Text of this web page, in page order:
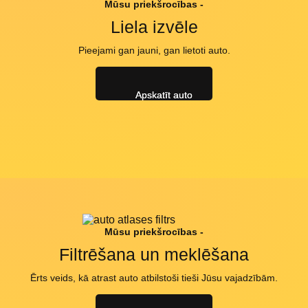
Mūsu priekšrocības -
Liela izvēle
Pieejami gan jauni, gan lietoti auto.
Mūsu priekšrocības -
Filtrēšana un meklēšana
Ērts veids, kā atrast auto atbilstoši tieši Jūsu vajadzībām.